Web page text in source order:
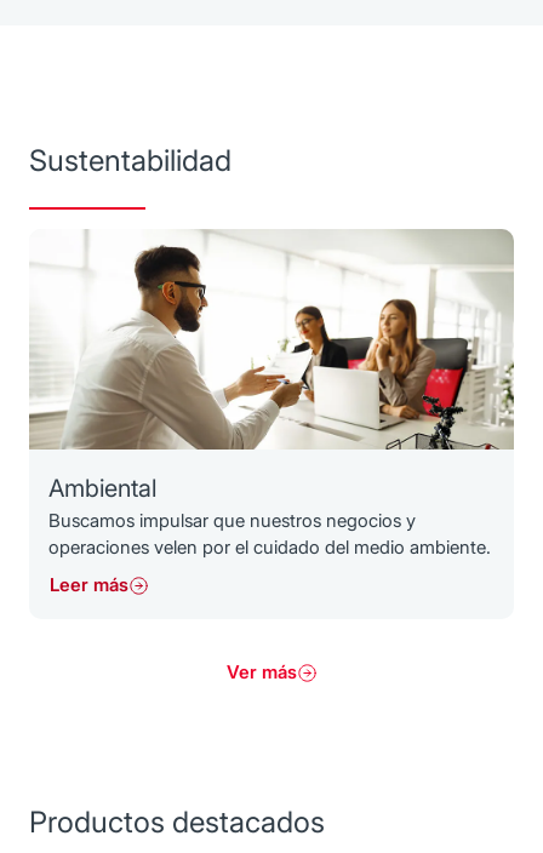
Sustentabilidad
Ambiental
Buscamos impulsar que nuestros negocios y
operaciones velen por el cuidado del medio ambiente.
Leer más
Ver más
Productos destacados